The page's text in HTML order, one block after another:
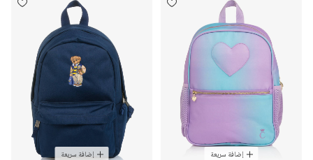
إضافة سريعة إضافة سريعة